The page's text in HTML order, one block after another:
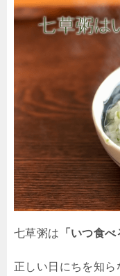
七草粥は 「いつ食
正しい日にちを知ら